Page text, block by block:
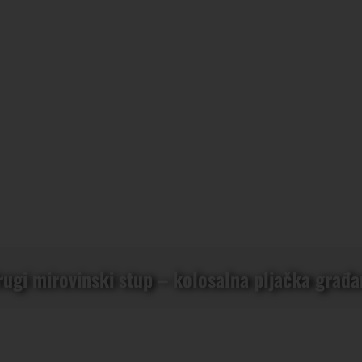
mirovinski stup – kolosalna pljačka